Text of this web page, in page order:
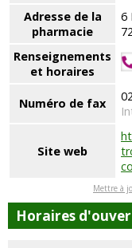
Adresse de la
pharmacie
6
Renseignements
et horaires
Numéro de fax
Site web
Mettre à
Horaires